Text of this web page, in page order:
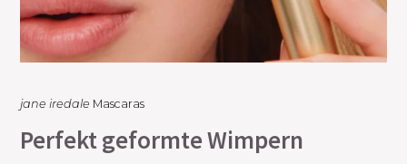
jane iredale Mascaras
Perfekt geformte Wimpern